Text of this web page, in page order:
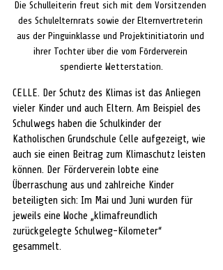
Die Schulleiterin freut sich mit dem Vorsitzenden
des Schulelternrats sowie der Elternvertreterin
aus der Pinguinklasse und Projektinitiatorin und
ihrer Tochter über die vom Förderverein
spendierte Wetterstation.
CELLE. Der Schutz des Klimas ist das Anliegen
vieler Kinder und auch Eltern. Am Beispiel des
Schulwegs haben die Schulkinder der
Katholischen Grundschule Celle aufgezeigt, wie
auch sie einen Beitrag zum Klimaschutz leisten
können. Der Förderverein lobte eine
Überraschung aus und zahlreiche Kinder
beteiligten sich: Im Mai und Juni wurden für
jeweils eine Woche „klimafreundlich
zurückgelegte Schulweg-Kilometer“
gesammelt.